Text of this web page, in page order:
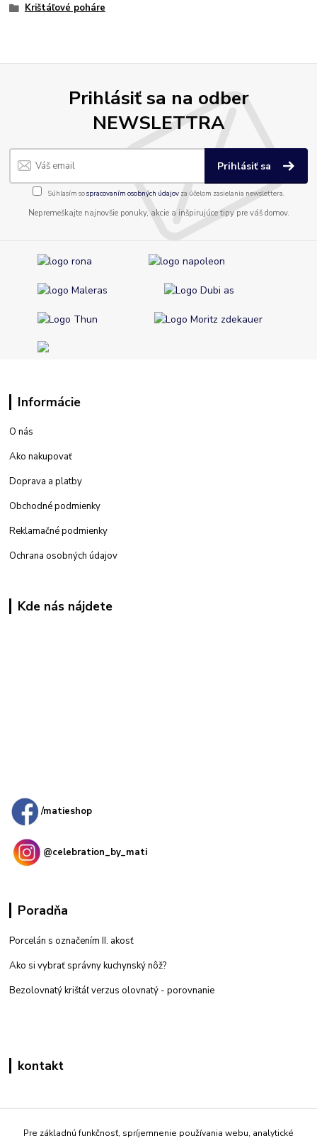
Krištáľové poháre
Prihlásiť sa na odber
NEWSLETTRA
Prihlásiť sa
Súhlasím sospracovaním osobných údajov za účelom zasielania newslettera.
Nepremeškajte najnovšie ponuky, akcie a inšpirujúce tipy pre váš domov.
Informácie
O nás
Ako nakupovať
Doprava a platby
Obchodné podmienky
Reklamačné podmienky
Ochrana osobných údajov
Kde nás nájdete
/matieshop
@celebration_by_mati
Poradňa
Porcelán s označením II. akosť
Ako si vybrať správny kuchynský nôž?
Bezolovnatý krištáľ verzus olovnatý - porovnanie
kontakt
+421 908 861 051
Pre základnú funkčnosť, spríjemnenie používania webu, analytické